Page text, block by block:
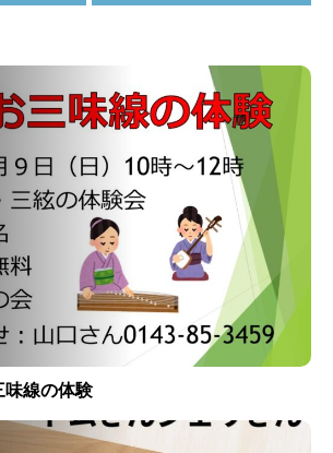
味線の体験